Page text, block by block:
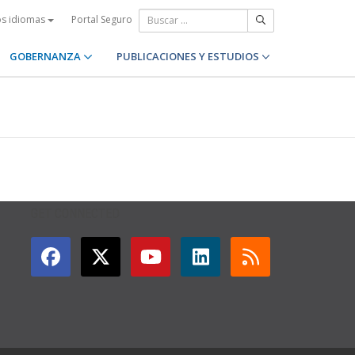
idiomas Portal Seguro
GOBERNANZA PUBLICACIONES Y ESTUDIOS